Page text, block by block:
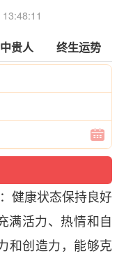
贵人 终生运势
健康状态保持良好
满活力、热情和自
和创造力，能够克